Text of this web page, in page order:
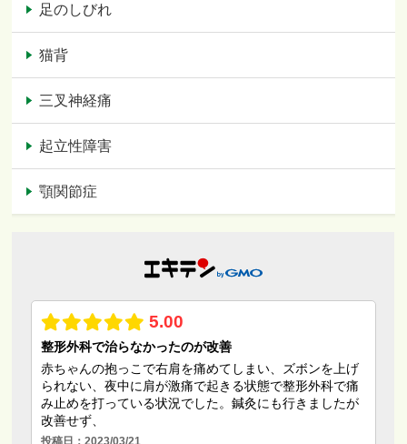
足のしびれ
猫背
三叉神経痛
起立性障害
顎関節症